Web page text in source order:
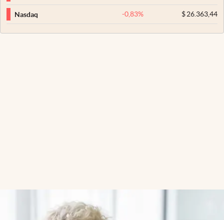
Nasdaq -0,83% $26.363,44